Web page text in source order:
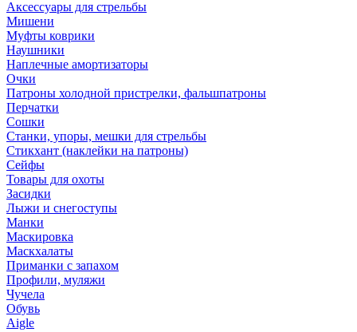
Аксессуары для стрельбы
Мишени
Муфты коврики
Наушники
Наплечные амортизаторы
Очки
Патроны холодной пристрелки, фальшпатроны
Перчатки
Сошки
Станки, упоры, мешки для стрельбы
Стикхант (наклейки на патроны)
Сейфы
Товары для охоты
Засидки
Лыжи и снегоступы
Манки
Маскировка
Маскхалаты
Приманки с запахом
Профили, муляжи
Чучела
Обувь
Aigle